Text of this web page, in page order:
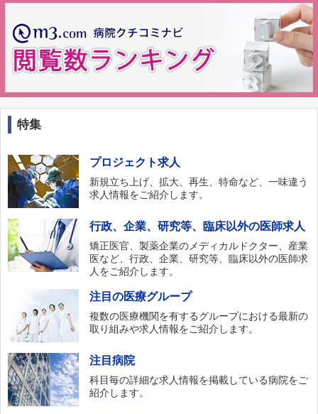
特集
プロジェクト求人
新規立ち上げ、拡大、再生、特命など、一味違う
求人情報をご紹介します。
行政、企業、研究等、臨床以外の医師求人
矯正医官、製薬企業のメディカルドクター、産業
医など、行政、企業、研究等、臨床以外の医師求
人をご紹介します。
注目の医療グループ
複数の医療機関を有するグループにおける最新の
取り組みや求人情報をご紹介します。
注目病院
科目毎の詳細な求人情報を掲載している病院をご
紹介します。